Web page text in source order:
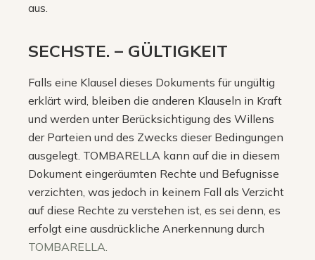
aus.
SECHSTE. – GÜLTIGKEIT
Falls eine Klausel dieses Dokuments für ungültig
erklärt wird, bleiben die anderen Klauseln in Kraft
und werden unter Berücksichtigung des Willens
der Parteien und des Zwecks dieser Bedingungen
ausgelegt. TOMBARELLA kann auf die in diesem
Dokument eingeräumten Rechte und Befugnisse
verzichten, was jedoch in keinem Fall als Verzicht
auf diese Rechte zu verstehen ist, es sei denn, es
erfolgt eine ausdrückliche Anerkennung durch
TOMBARELLA.